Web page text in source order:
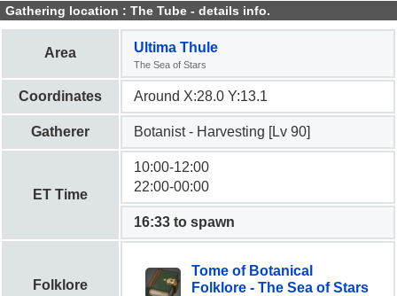
Gathering location : The Tube - details info.
Area Ultima Thule
The Sea of Stars
Coordinates Around X:28.0 Y:13.1
Gatherer Botanist - Harvesting [Lv 90]
ET Time
10:00-12:00
22:00-00:00
16:32 to spawn
Folklore
Tome of Botanical
Folklore - The Sea of Stars